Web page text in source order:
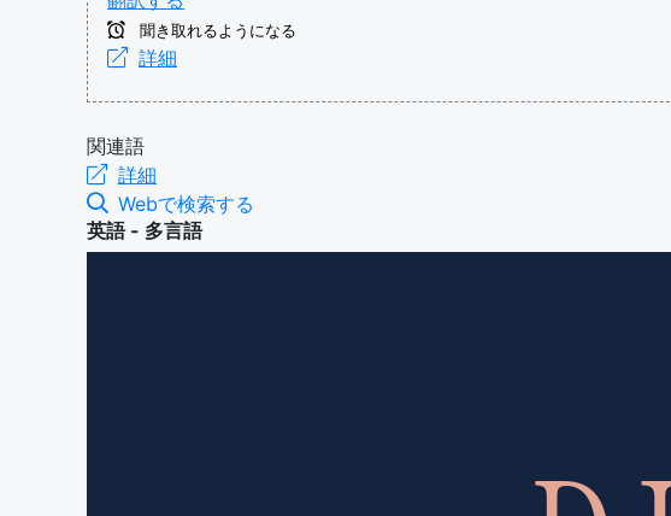
聞き取れるようになる
詳細
関連語
詳細
Webで検索する
英語 - 多言語